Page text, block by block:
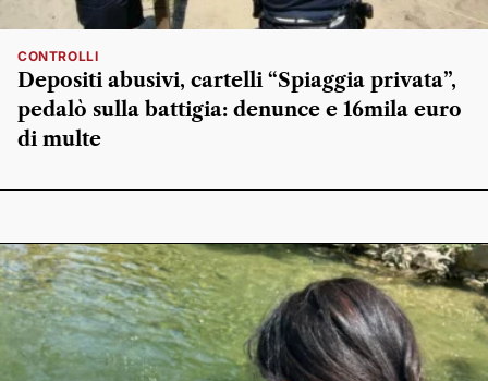
CONTROLLI
Depositi abusivi, cartelli “Spiaggia privata”,
pedalò sulla battigia: denunce e 16mila euro
di multe